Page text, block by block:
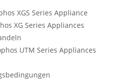
XGS Series Appliance
XG Series Appliances
UTM Series Appliances